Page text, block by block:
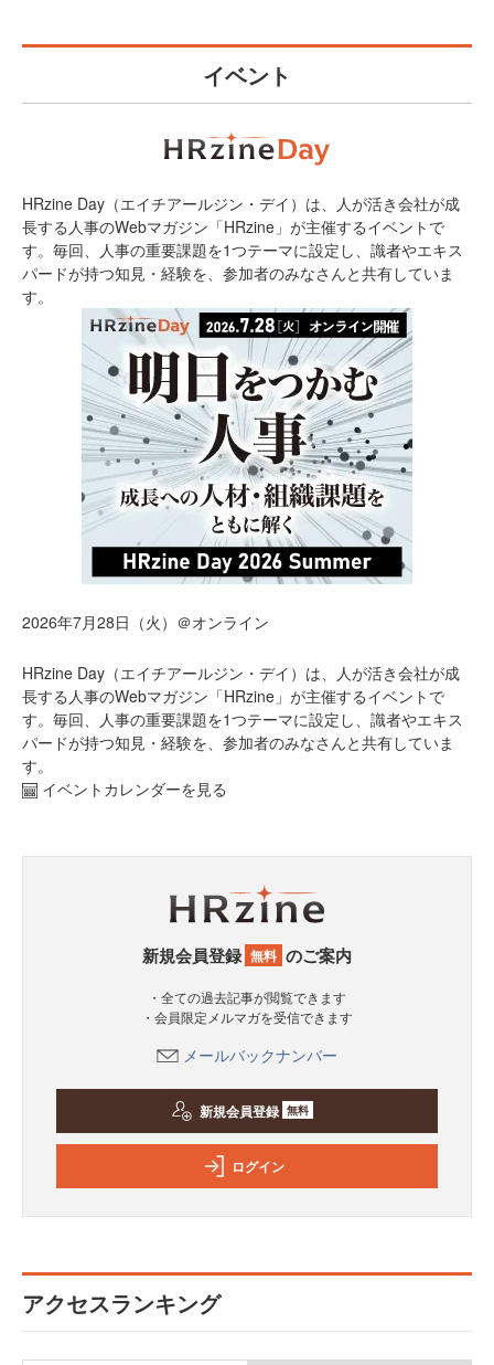
イベント
HRzine Day（エイチアールジン・デイ）は、人が活き会社が成
長する人事のWebマガジン「HRzine」が主催するイベントで
す。毎回、人事の重要課題を1つテーマに設定し、識者やエキス
パードが持つ知見・経験を、参加者のみなさんと共有していま
す。
2026年7月28日（火）＠オンライン
HRzine Day（エイチアールジン・デイ）は、人が活き会社が成
長する人事のWebマガジン「HRzine」が主催するイベントで
す。毎回、人事の重要課題を1つテーマに設定し、識者やエキス
パードが持つ知見・経験を、参加者のみなさんと共有していま
す。
イベントカレンダーを見る
新規会員登録 無料 のご案内
・全ての過去記事が閲覧できます
・会員限定メルマガを受信できます
メールバックナンバー
新規会員登録 無料
ログイン
アクセスランキング